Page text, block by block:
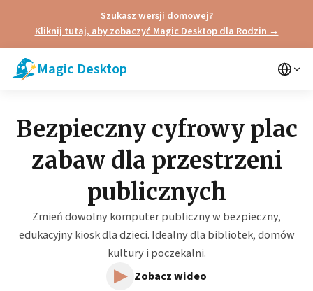
Szukasz wersji domowej?
Kliknij tutaj, aby zobaczyć Magic Desktop dla Rodzin →
Magic Desktop
Bezpieczny cyfrowy plac
zabaw dla przestrzeni
publicznych
Zmień dowolny komputer publiczny w bezpieczny,
edukacyjny kiosk dla dzieci. Idealny dla bibliotek, domów
kultury i poczekalni.
▶ Zobacz wideo